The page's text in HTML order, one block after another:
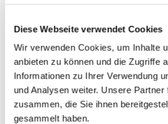
Diese Webseite verwendet Cookies
Wir verwenden Cookies, um Inhalte
anbieten zu können und die Zugriffe
Informationen zu Ihrer Verwendung
und Analysen weiter. Unsere
zusammen, die Sie ihnen
gesammelt haben.
0Produkte verfügbar
0Produkte verfügbar
Räder und Zubehör
0Produkte verfügbar
Spurverbreiterungen
Produkte verfügbar
Radmuttern
0 Produkte verfügbar
Gewindestangen